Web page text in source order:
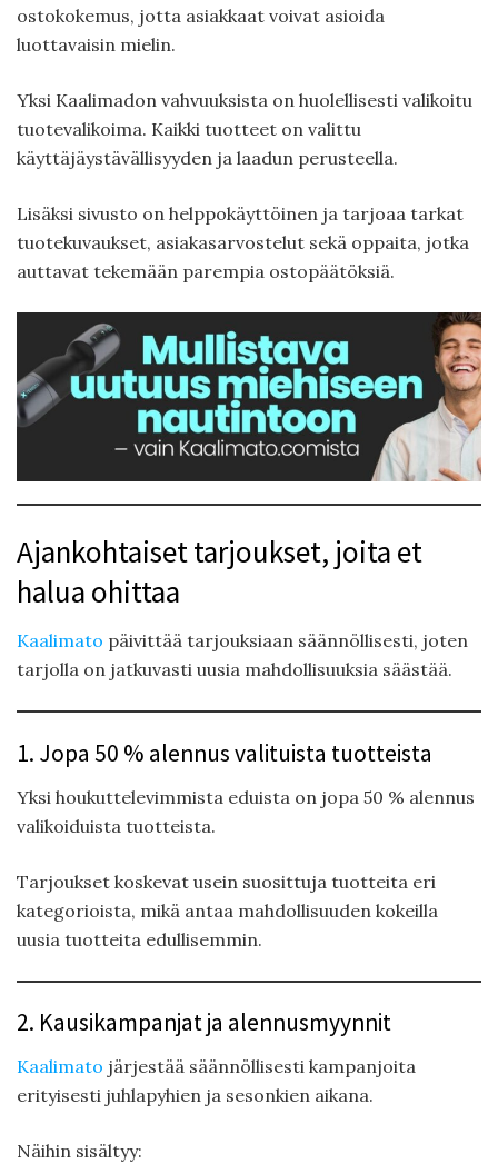
ostokokemus, jotta asiakkaat voivat asioida
luottavaisin mielin.
Yksi Kaalimadon vahvuuksista on huolellisesti valikoitu
tuotevalikoima. Kaikki tuotteet on valittu
käyttäjäystävällisyyden ja laadun perusteella.
Lisäksi sivusto on helppokäyttöinen ja tarjoaa tarkat
tuotekuvaukset, asiakasarvostelut sekä oppaita, jotka
auttavat tekemään parempia ostopäätöksiä.
Ajankohtaiset tarjoukset, joita et
halua ohittaa
Kaalimato päivittää tarjouksiaan säännöllisesti, joten
tarjolla on jatkuvasti uusia mahdollisuuksia säästää.
1. Jopa 50 % alennus valituista tuotteista
Yksi houkuttelevimmista eduista on jopa 50 % alennus
valikoiduista tuotteista.
Tarjoukset koskevat usein suosittuja tuotteita eri
kategorioista, mikä antaa mahdollisuuden kokeilla
uusia tuotteita edullisemmin.
2. Kausikampanjat ja alennusmyynnit
Kaalimato järjestää säännöllisesti kampanjoita
erityisesti juhlapyhien ja sesonkien aikana.
Näihin sisältyy: